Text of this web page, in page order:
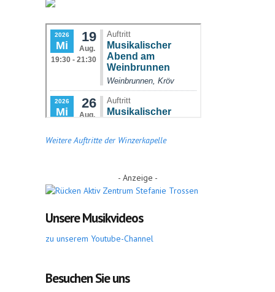
Weitere Auftritte der Winzerkapelle
- Anzeige -
Unsere Musikvideos
zu unserem Youtube-Channel
Besuchen Sie uns